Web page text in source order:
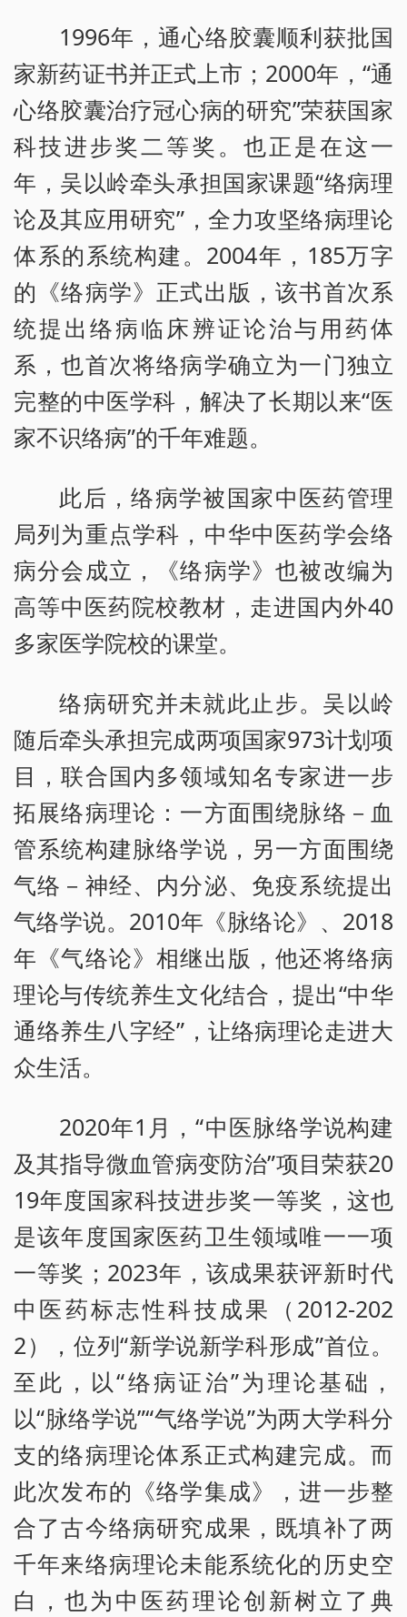
1996年，通心络胶囊顺利获批国
家新药证书并正式上市；2000年，“通
心络胶囊治疗冠心病的研究”荣获国家
科技进步奖二等奖。也正是在这一
年，吴以岭牵头承担国家课题“络病理
论及其应用研究”，全力攻坚络病理论
体系的系统构建。2004年，185万字
的《络病学》正式出版，该书首次系
统提出络病临床辨证论治与用药体
系，也首次将络病学确立为一门独立
完整的中医学科，解决了长期以来“医
家不识络病”的千年难题。
此后，络病学被国家中医药管理
局列为重点学科，中华中医药学会络
病分会成立，《络病学》也被改编为
高等中医药院校教材，走进国内外40
多家医学院校的课堂。
络病研究并未就此止步。吴以岭
随后牵头承担完成两项国家973计划项
目，联合国内多领域知名专家进一步
拓展络病理论：一方面围绕脉络－血
管系统构建脉络学说，另一方面围绕
气络－神经、内分泌、免疫系统提出
气络学说。2010年《脉络论》、2018
年《气络论》相继出版，他还将络病
理论与传统养生文化结合，提出“中华
通络养生八字经”，让络病理论走进大
众生活。
2020年1月，“中医脉络学说构建
及其指导微血管病变防治”项目荣获20
19年度国家科技进步奖一等奖，这也
是该年度国家医药卫生领域唯一一项
一等奖；2023年，该成果获评新时代
中医药标志性科技成果（2012-202
2），位列“新学说新学科形成”首位。
至此，以“络病证治”为理论基础，
以“脉络学说”“气络学说”为两大学科分
支的络病理论体系正式构建完成。而
此次发布的《络学集成》，进一步整
合了古今络病研究成果，既填补了两
千年来络病理论未能系统化的历史空
白，也为中医药理论创新树立了典